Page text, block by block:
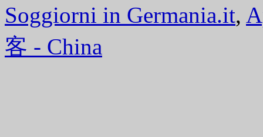
Soggiorni in Germania.it,
客 - China